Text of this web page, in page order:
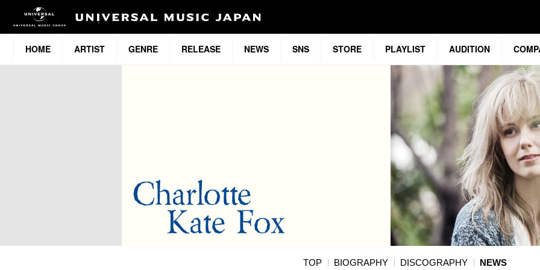
HOME ARTIST GENRE RELEASE NEWS SNS STORE PLAYLIST AUDITION
TOP BIOGRAPHY DISCOGRAPHY NEWS